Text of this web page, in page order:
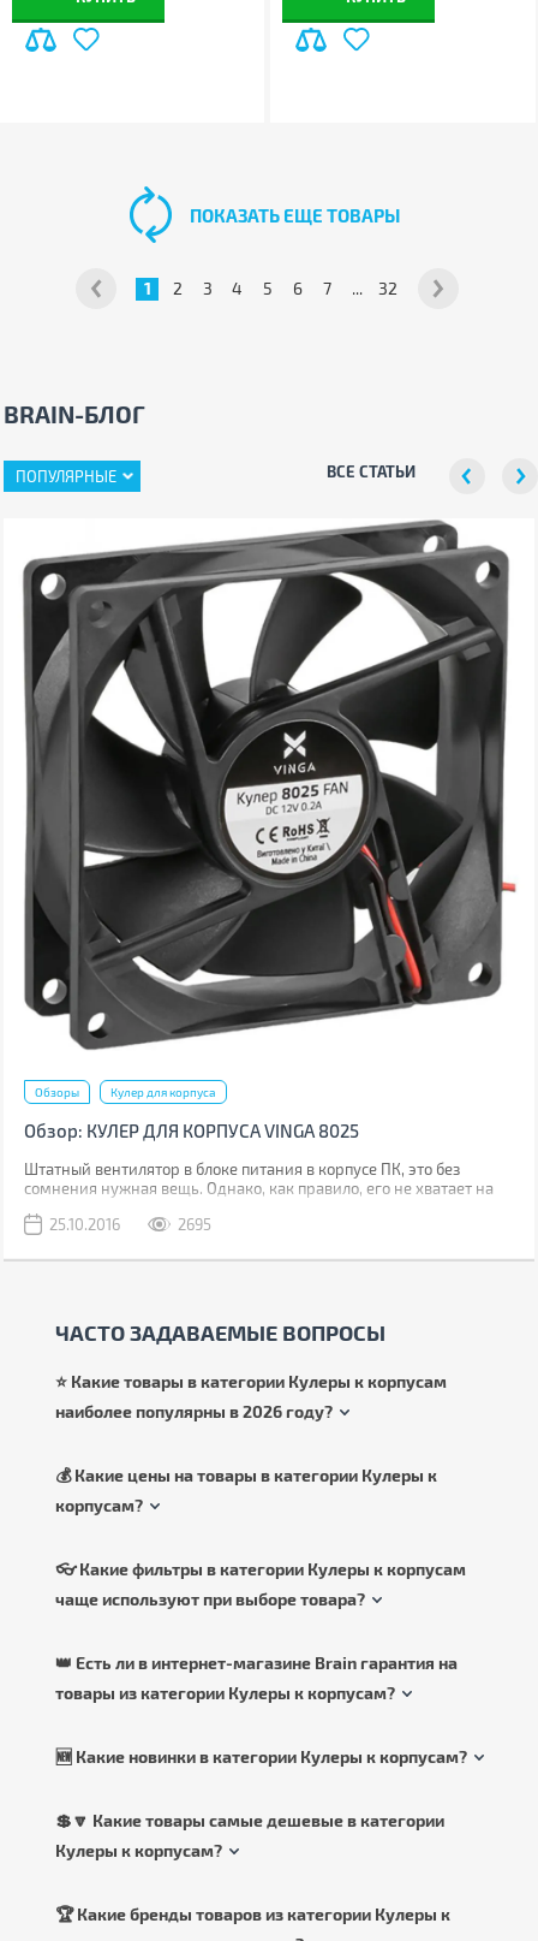
1 2 3 4 5 6 7 ... 32
ПОКАЗАТЬ ЕЩЕ ТОВАРЫ
BRAIN-БЛОГ
ПОПУЛЯРНЫЕ ВСЕ СТАТЬИ
Обзоры Кулер для корпуса
Обзор: КУЛЕР ДЛЯ КОРПУСА VINGA 8025
Штатный вентилятор в блоке питания в корпусе ПК, это без
сомнения нужная вещь. Однако, как правило, его не хватает на
разогнанной системы порой зашкаливает. Что же делать? Все
для корпуса VINGA 8025.
25.10.2016 2695
ЧАСТО ЗАДАВАЕМЫЕ ВОПРОСЫ
⭐ Какие товары в категории Кулеры к корпусам
наиболее популярны в 2026 году?
💰 Какие цены на товары в категории Кулеры к
корпусам?
👓 Какие фильтры в категории Кулеры к корпусам
чаще используют при выборе товара?
👑 Есть ли в интернет-магазине Brain гарантия на
товары из категории Кулеры к корпусам?
🆕 Какие новинки в категории Кулеры к корпусам?
💲🔽 Какие товары самые дешевые в категории
Кулеры к корпусам?
🏆 Какие бренды товаров из категории Кулеры к